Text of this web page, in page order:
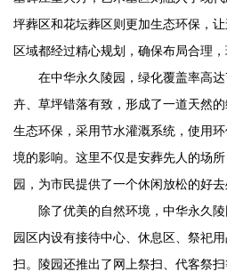
坪葬区和花坛葬区则更加生态环保，
区域都经过精心规划，确保布局合理，
在中华永久陵园 ，绿化覆盖率高
卉、草坪错落有致，形成了一道天然
生态环保，采用节水灌溉系统，使用
境的影响。这里不仅是安葬先人的场
园，为市民提供了一个休闲放松的好去
除了优美的自然环境， 中华永久陵
园区内设有接待中心、休息区、祭祀
扫。陵园还推出了网上祭扫、代客祭